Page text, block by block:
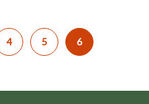
4 5 6